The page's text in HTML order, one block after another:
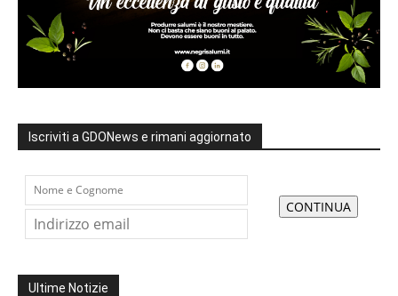
Iscriviti a GDONews e rimani aggiornato
Ultime Notizie